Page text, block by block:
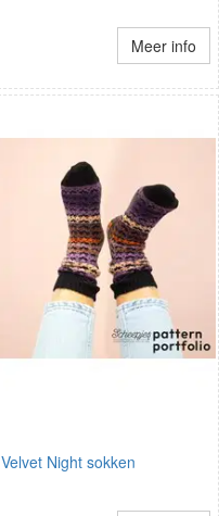
Meer info
Velvet Night sokken